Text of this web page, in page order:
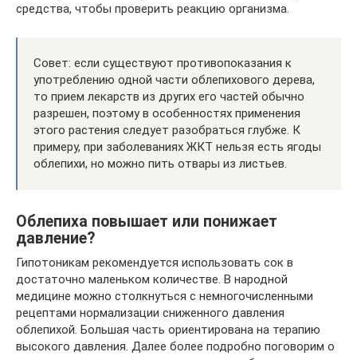
средства, чтобы проверить реакцию организма.
Совет: если существуют противопоказания к
употреблению одной части облепихового дерева,
то прием лекарств из других его частей обычно
разрешен, поэтому в особенностях применения
этого растения следует разобраться глубже. К
примеру, при заболеваниях ЖКТ нельзя есть ягоды
облепихи, но можно пить отвары из листьев.
Облепиха повышает или понижает
давление?
Гипотоникам рекомендуется использовать сок в
достаточно маленьком количестве. В народной
медицине можно столкнуться с немногочисленными
рецептами нормализации сниженного давления
облепихой. Большая часть ориентирована на терапию
высокого давления. Далее более подробно поговорим о